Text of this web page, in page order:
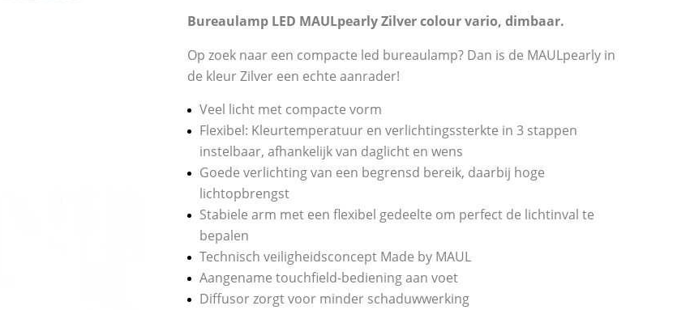
Bureaulamp LED MAULpearly Zilver colour vario, dimbaar.
Op zoek naar een compacte led bureaulamp? Dan is de MAULpearly in
de kleur Zilver een echte aanrader!
Veel licht met compacte vorm
Flexibel: Kleurtemperatuur en verlichtingssterkte in 3 stappen
instelbaar, afhankelijk van daglicht en wens
Goede verlichting van een begrensd bereik, daarbij hoge
lichtopbrengst
Stabiele arm met een flexibel gedeelte om perfect de lichtinval te
bepalen
Technisch veiligheidsconcept Made by MAUL
Aangename touchfield-bediening aan voet
Diffusor zorgt voor minder schaduwwerking